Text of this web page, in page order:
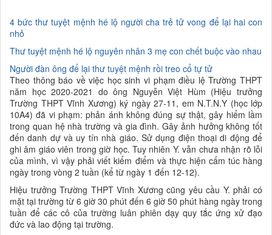
4 bức thư tuyệt mệnh hé lộ người cha trẻ tử vong để lại hai con
nhỏ
Thư tuyệt mệnh hé lộ nguyên nhân 3 mẹ con chết buộc vào nhau
Người đàn ông để lại thư tuyệt mệnh rồi treo cổ tự tử
Theo thông báo về việc học sinh vi phạm điều lệ Trường THPT
năm học 2020-2021 do ông Nguyễn Việt Hùm (Hiệu trưởng
Trường THPT Vĩnh Xương) ký ngày 27-11, em N.T.N.Y (học lớp
10A4) đã vi phạm: phản ánh không đúng sự thật, gây hiểm lầm
trong quan hệ nhà trường và gia đình. Gây ảnh hưởng không tốt
đến danh dự và uy tín nhà giáo. Sử dụng điện thoại di động để
ghi âm giáo viên trong giờ học. Tuy nhiên Y. vẫn chưa nhận rõ lỗi
của mình, vì vậy phải viết kiểm điểm và thực hiện cấm túc hàng
ngày trong vòng 2 tuần (kể từ ngày 1 đến 12-12).
Hiệu trưởng Trường THPT Vĩnh Xương cũng yêu cầu Y. phải có
mặt tại trường từ 6 giờ 30 phút đến 6 giờ 50 phút hàng ngày trong
tuần để các cô của trường luân phiên dạy quy tắc ứng xử đạo
đức và lao động tại trường.